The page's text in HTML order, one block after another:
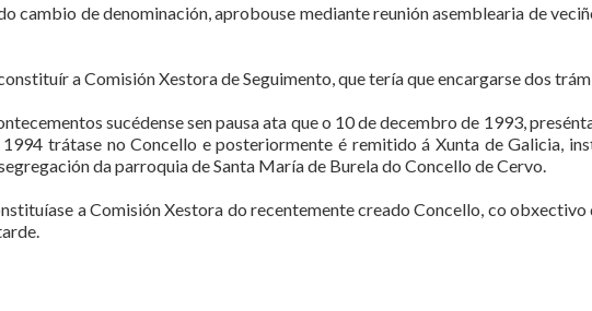
cambio de denominación, aprobouse mediante reunión asemblearia de
a Comisión Xestora de Seguimento, que tería que encargarse dos
sucédense sen pausa ata que o 10 de decembro de 1993,
trátase no Concello e posteriormente é remitido á Xunta de Galicia,
da parroquia de Santa María de Burela do Concello de Cervo.
a Comisión Xestora do recentemente creado Concello, co